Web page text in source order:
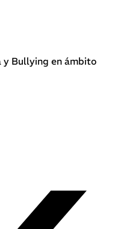
y Bullying en ámbito